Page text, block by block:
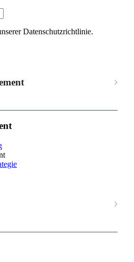
Datenschutzrichtlinie.